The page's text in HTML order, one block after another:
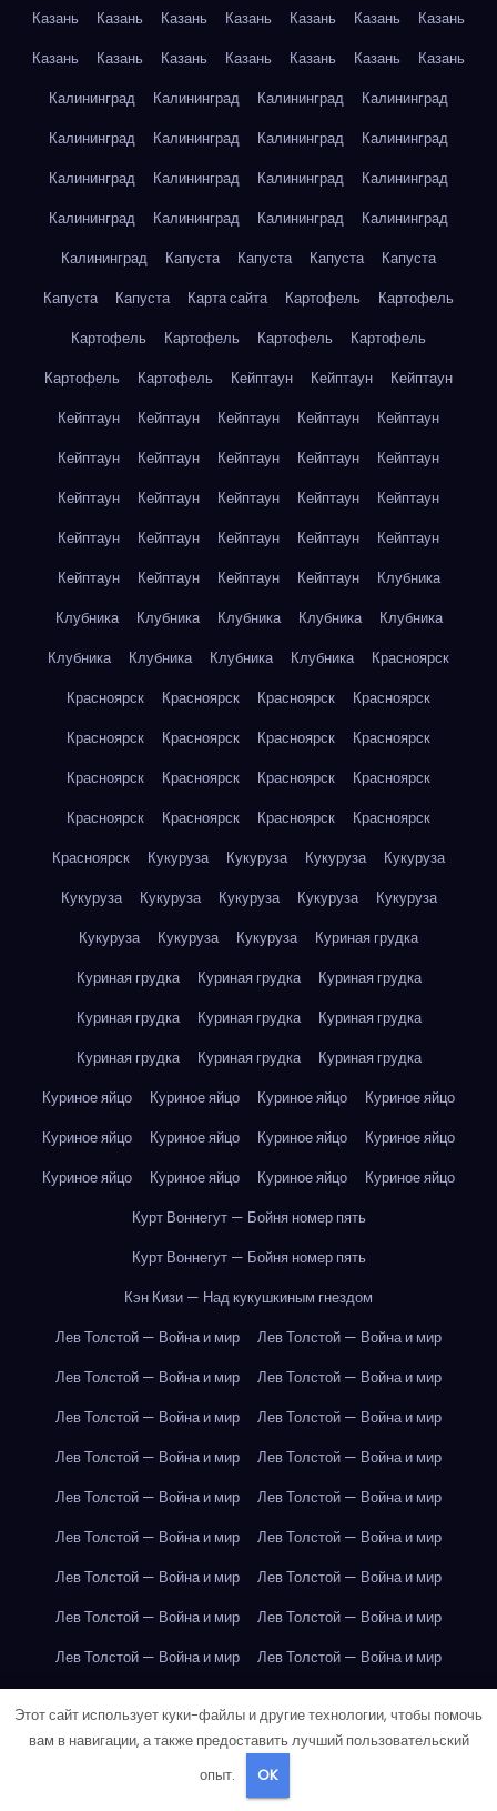
Казань
Казань Казань Казань Казань Казань
Казань
Казань
Казань Казань Казань Казань Казань
Казань
Калининград
Калининград Калининград
Калининград
Калининград
Калининград Калининград
Калининград
Калининград
Калининград Калининград
Калининград
Калининград
Калининград Калининград
Калининград
Калининград
Капуста Капуста Капуста
Капуста
Капуста
Капуста Карта сайта Картофель
Картофель
Картофель
Картофель Картофель
Картофель
Картофель
Картофель Кейптаун Кейптаун
Кейптаун
Кейптаун
Кейптаун Кейптаун Кейптаун
Кейптаун
Кейптаун
Кейптаун Кейптаун Кейптаун
Кейптаун
Кейптаун
Кейптаун Кейптаун Кейптаун
Кейптаун
Кейптаун
Кейптаун Кейптаун Кейптаун
Кейптаун
Кейптаун
Кейптаун Кейптаун Кейптаун
Клубника
Клубника
Клубника Клубника Клубника
Клубника
Клубника
Клубника Клубника Клубника
Красноярск
Красноярск
Красноярск Красноярск
Красноярск
Красноярск
Красноярск Красноярск
Красноярск
Красноярск
Красноярск Красноярск
Красноярск
Красноярск
Красноярск Красноярск
Красноярск
Красноярск
Кукуруза Кукуруза Кукуруза
Кукуруза
Кукуруза
Кукуруза Кукуруза Кукуруза
Кукуруза
Кукуруза
Кукуруза Кукуруза
Куриная грудка
Куриная грудка
Куриная грудка
Куриная грудка
Куриная грудка
Куриная грудка
Куриная грудка
Куриная грудка
Куриная грудка
Куриная грудка
Куриное яйцо
Куриное яйцо Куриное яйцо
Куриное яйцо
Куриное яйцо
Куриное яйцо Куриное яйцо
Куриное яйцо
Куриное яйцо
Куриное яйцо Куриное яйцо
Куриное яйцо
Курт Воннегут — Бойня номер пять
Курт Воннегут — Бойня номер пять
Кэн Кизи — Над кукушкиным гнездом
Лев Толстой — Война и мир
Лев Толстой — Война и мир
Лев Толстой — Война и мир
Лев Толстой — Война и мир
Лев Толстой — Война и мир
Лев Толстой — Война и мир
Лев Толстой — Война и мир
Лев Толстой — Война и мир
Лев Толстой — Война и мир
Лев Толстой — Война и мир
Лев Толстой — Война и мир
Лев Толстой — Война и мир
Лев Толстой — Война и мир
Лев Толстой — Война и мир
Лев Толстой — Война и мир
Лев Толстой — Война и мир
Лев Толстой — Война и мир
Лев Толстой — Война и мир
Лондон
Лондон Лондон Лондон Лондон
Лондон
Лондон Лондон
Этот сайт использует куки-файлы и другие технологии, чтобы помочь
вам в навигации, а также предоставить лучший пользовательский
опыт.
OK